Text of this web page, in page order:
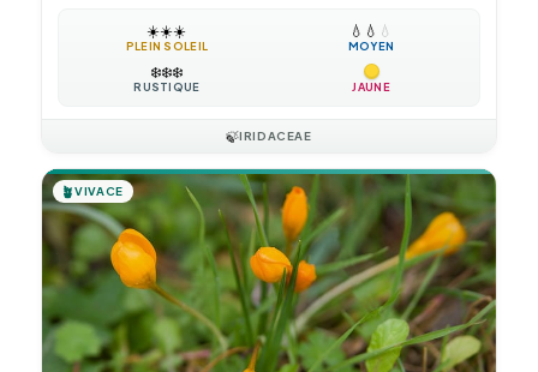
☀️☀️☀️
PLEIN SOLEIL
💧 💧 💧
MOYEN
❄️❄️❄️
RUSTIQUE JAUNE
🍃IRIDACEAE
🪴VIVACE